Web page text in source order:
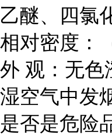
乙醚、四氯
相对密度：
外 观：无色
湿空气中发
是否是危险